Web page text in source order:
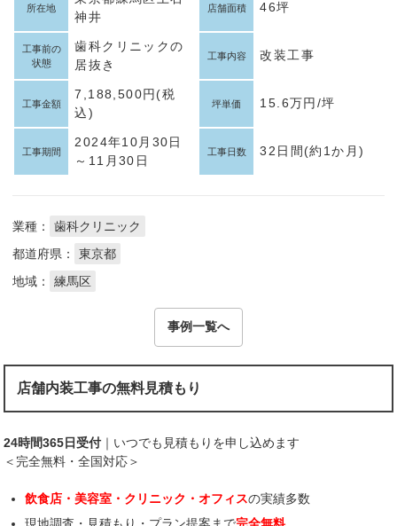
所在地
神井
店舗面積 46坪
工事前の
状態
歯科クリニックの
居抜き
工事内容 改装工事
工事金額
7,188,500円(税
込)
坪単価 15.6万円/坪
工事期間
2024年10月30日
～11月30日
工事日数 32日間(約1か月)
業種：
歯科クリニック
都道府県：
東京都
地域：
練馬区
事例一覧へ
店舗内装工事の無料見積もり
24時間365日受付 ｜いつでも見積もりを申し込めます
＜完全無料・全国対応＞
飲食店・美容室・クリニック・オフィスの実績多数
現地調査・見積もり・プラン提案まで完全無料